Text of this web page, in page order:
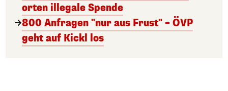
orten illegale Spende
800 Anfragen "nur aus Frust" – ÖVP
geht auf Kickl los